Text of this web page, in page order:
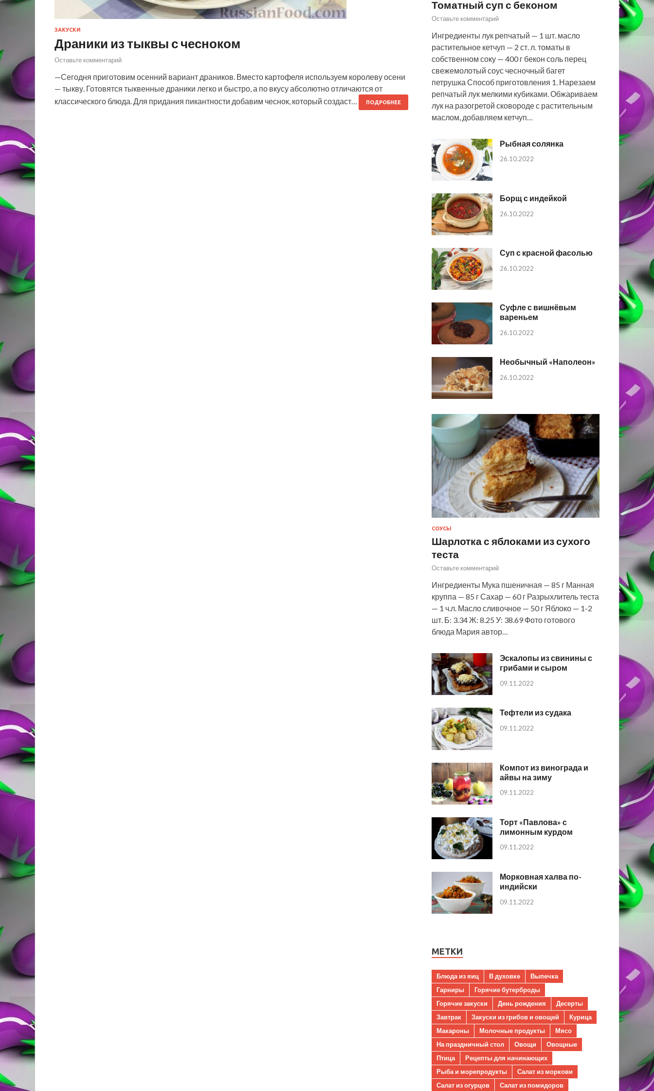
ЗАКУСКИ
Драники из тыквы с чесноком
Оставьте комментарий
—Сегодня приготовим осенний вариант драников. Вместо картофеля используем королеву осени
— тыкву. Готовятся тыквенные драники легко и быстро, а по вкусу абсолютно отличаются от
классического блюда. Для придания пикантности добавим чеснок, который создаст…
ПОДРОБНЕЕ
Томатный суп с беконом
Оставьте комментарий
Ингредиенты лук репчатый — 1 шт. масло
растительное кетчуп — 2 ст. л. томаты в
собственном соку — 400 г бекон соль перец
свежемолотый соус чесночный багет
петрушка Способ приготовления 1. Нарезаем
репчатый лук мелкими кубиками. Обжариваем
лук на разогретой сковороде с растительным
маслом, добавляем кетчуп…
Рыбная солянка
26.10.2022
Борщ с индейкой
26.10.2022
Суп с красной фасолью
26.10.2022
Суфле с вишнёвым
вареньем
26.10.2022
Необычный «Наполеон»
26.10.2022
СОУСЫ
Шарлотка с яблоками из сухого
теста
Оставьте комментарий
Ингредиенты Мука пшеничная — 85 г Манная
круппа — 85 г Сахар — 60 г Разрыхлитель теста
— 1 ч.л. Масло сливочное — 50 г Яблоко — 1-2
шт. Б: 3.34 Ж: 8.25 У: 38.69 Фото готового
блюда Мария автор…
Эскалопы из свинины с
грибами и сыром
09.11.2022
Тефтели из судака
09.11.2022
Компот из винограда и
айвы на зиму
09.11.2022
Торт «Павлова» с
лимонным курдом
09.11.2022
Морковная халва по-
индийски
09.11.2022
МЕТКИ
Блюда из яиц В духовке
Выпечка
Гарниры
Горячие бутерброды
Горячие закуски
День рождения
Десерты
Завтрак
Закуски из грибов и овощей
Курица
Макароны
Молочные продукты
Мясо
На праздничный стол
Овощи
Овощные
Птица
Рецепты для начинающих
Рыба и морепродукты
Салат из моркови
Салат из огурцов
Салат из помидоров